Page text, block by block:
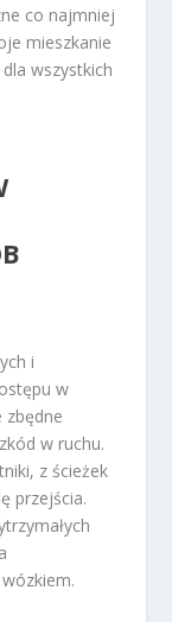
co najmniej
mieszkanie
wszystkich
i
w
zbędne
w ruchu.
z ścieżek
przejścia.